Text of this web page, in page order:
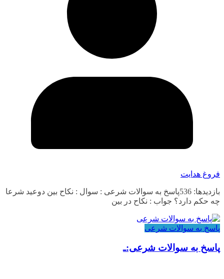
فروغ هدایت
بازدیدها: 536پاسخ به سوالات شرعی : سوال : نکاح بین دوعید شرعا
چه حکم دارد؟ جواب : نکاح در بین
پاسخ به سوالات شرعی
پاسخ به سوالات شرعی:ـ